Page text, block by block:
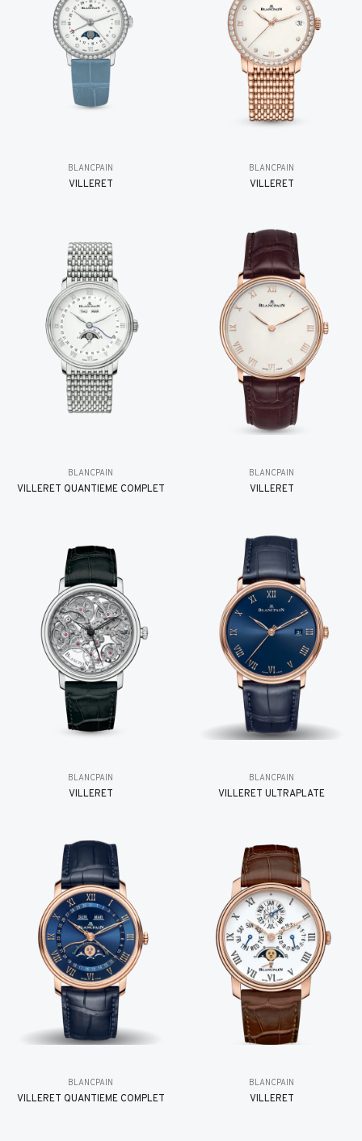
BLANCPAIN
VILLERET
BLANCPAIN
VILLERET
BLANCPAIN
VILLERET QUANTIÈME COMPLET
BLANCPAIN
VILLERET
BLANCPAIN
VILLERET
BLANCPAIN
VILLERET ULTRAPLATE
BLANCPAIN
VILLERET QUANTIÈME COMPLET
BLANCPAIN
VILLERET